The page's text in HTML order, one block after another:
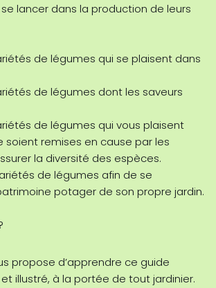
lancer dans la production de leurs
de légumes qui se plaisent dans
de légumes dont les saveurs
de légumes qui vous plaisent
soient remises en cause par les
la diversité des espèces.
de légumes afin de se
potager de son propre jardin.
propose d’apprendre ce guide
illustré, à la portée de tout jardinier.